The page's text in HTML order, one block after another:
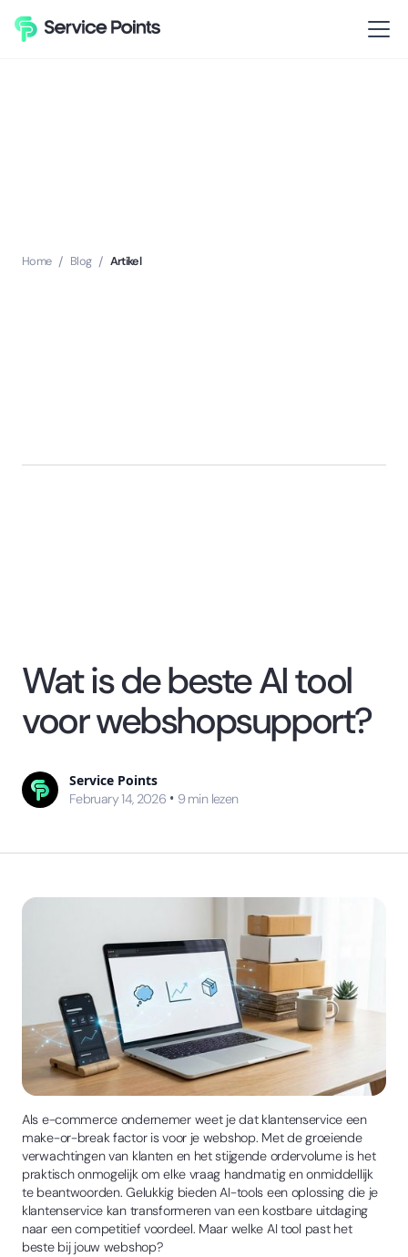
Home / Blog / Artikel
Wat is de beste AI tool
voor webshopsupport?
Service Points
February 14, 2026 • 9 min lezen
Als e-commerce ondernemer weet je dat klantenservice een
make-or-break factor is voor je webshop. Met de groeiende
verwachtingen van klanten en het stijgende ordervolume is het
praktisch onmogelijk om elke vraag handmatig en onmiddellijk
te beantwoorden. Gelukkig bieden AI-tools een oplossing die je
klantenservice kan transformeren van een kostbare uitdaging
naar een competitief voordeel. Maar welke AI tool past het
beste bij jouw webshop?